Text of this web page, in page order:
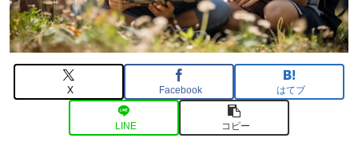
X Facebook はてブ
LINE コピー